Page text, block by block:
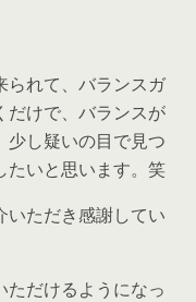
られて、バランスガ
だけで、バランスが
少し疑いの目で見つ
たいと思います。笑
いただき感謝してい
だけるようになっ